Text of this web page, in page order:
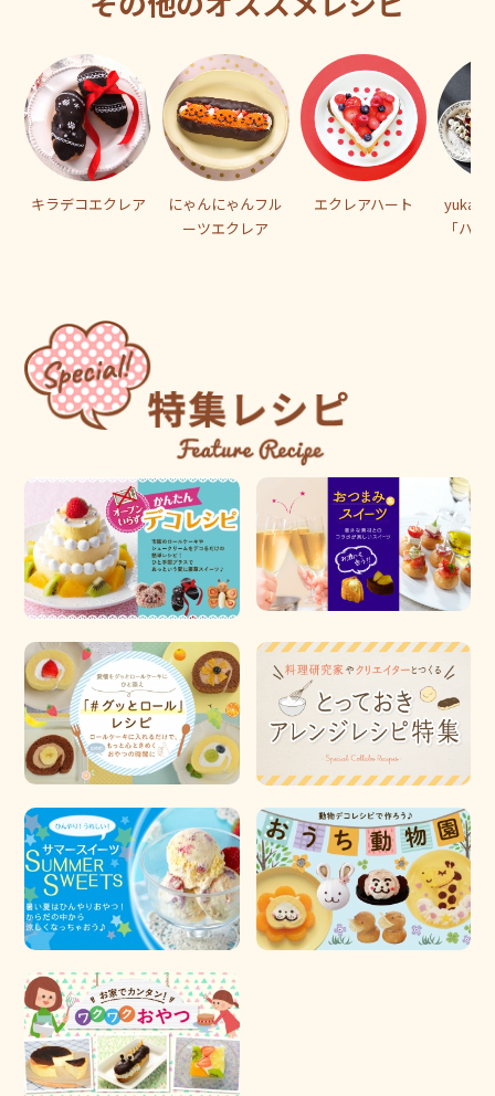
キラデコエクレア
にゃんにゃんフル
ーツエクレア
エクレアハート
「ハ